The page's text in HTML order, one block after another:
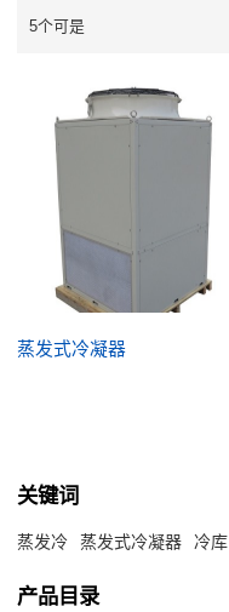
5个可是
蒸发式冷凝器
关键词
蒸发冷 蒸发式冷凝器 冷库
产品目录